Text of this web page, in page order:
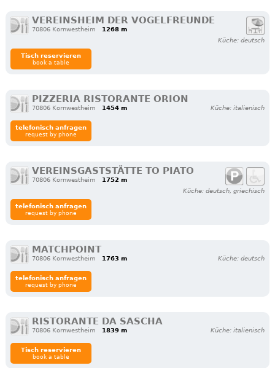
VEREINSHEIM DER VOGELFREUNDE
70806 Kornwestheim
1268 m
Küche: deutsch
Tisch reservieren
book a table
PIZZERIA RISTORANTE ORION
70806 Kornwestheim 1454 m Küche: italienisch
telefonisch anfragen
request by phone
VEREINSGASTSTÄTTE TO PIATO
70806 Kornwestheim
1752 m
Küche: deutsch, griechisch
telefonisch anfragen
request by phone
MATCHPOINT
70806 Kornwestheim 1763 m Küche: deutsch
telefonisch anfragen
request by phone
RISTORANTE DA SASCHA
70806 Kornwestheim 1839 m Küche: italienisch
Tisch reservieren
book a table